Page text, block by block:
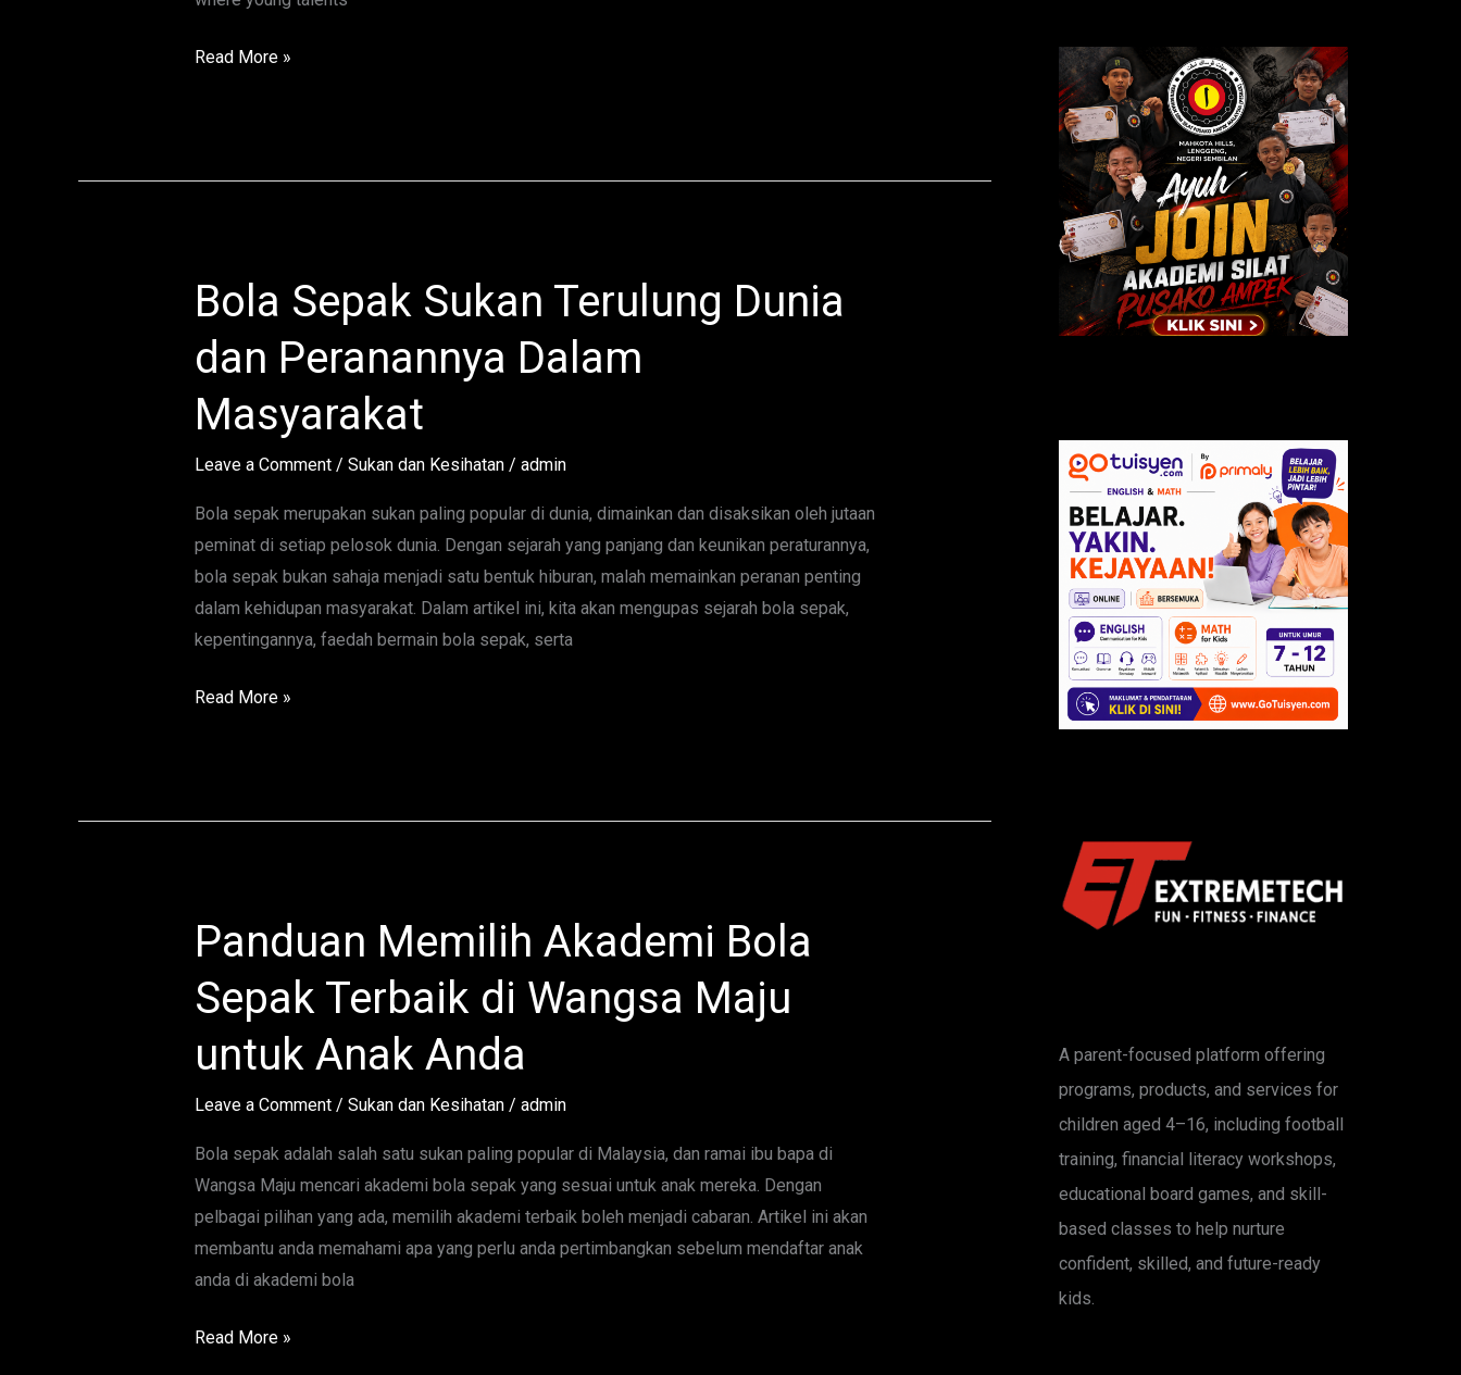
Read More »
Bola Sepak Sukan Terulung Dunia
dan Peranannya Dalam
Masyarakat
Leave a Comment / Sukan dan Kesihatan/ admin
Bola sepak merupakan sukan paling popular di dunia, dimainkan dan disaksikan oleh jutaan
peminat di setiap pelosok dunia. Dengan sejarah yang panjang dan keunikan peraturannya,
bola sepak bukan sahaja menjadi satu bentuk hiburan, malah memainkan peranan penting
dalam kehidupan masyarakat. Dalam artikel ini, kita akan mengupas sejarah bola sepak,
kepentingannya, faedah bermain bola sepak, serta
Bola
Sepak
Sukan
Dunia
Dalam
Masyarakat
Read More »
Panduan Memilih Akademi Bola
Sepak Terbaik di Wangsa Maju
untuk Anak Anda
Leave a Comment / Sukan dan Kesihatan/ admin
Bola sepak adalah salah satu sukan paling popular di Malaysia, dan ramai ibu bapa di
Wangsa Maju mencari akademi bola sepak yang sesuai untuk anak mereka. Dengan
pelbagai pilihan yang ada, memilih akademi terbaik boleh menjadi cabaran. Artikel ini akan
membantu anda memahami apa yang perlu anda pertimbangkan sebelum mendaftar anak
anda di akademi bola
Panduan
Memilih
Akademi
Sepak
di
Wangsa
Maju
untuk
Anak
Anda
Read More »
A parent-focused platform offering
programs, products, and services for
children aged 4–16, including football
training, financial literacy workshops,
educational board games, and skill-
based classes to help nurture
confident, skilled, and future-ready
kids.